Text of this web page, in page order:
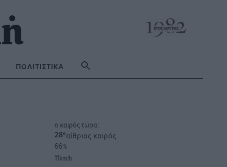
ΠΟΛΙΤΙΣΤΙΚΆ
o καιρός τώρα:
28°αίθριος καιρός
66%
11km/h